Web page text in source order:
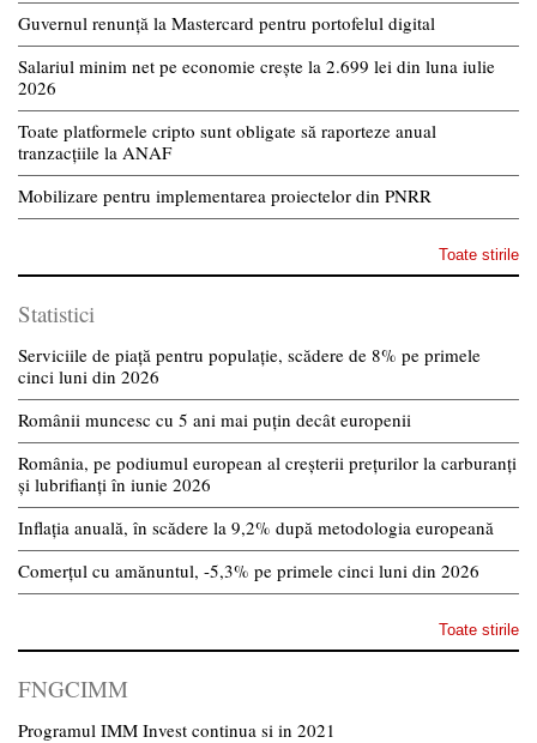
Guvernul renunță la Mastercard pentru portofelul digital
Salariul minim net pe economie crește la 2.699 lei din luna iulie
2026
Toate platformele cripto sunt obligate să raporteze anual
tranzacțiile la ANAF
Mobilizare pentru implementarea proiectelor din PNRR
Toate stirile
Statistici
Serviciile de piață pentru populație, scădere de 8% pe primele
cinci luni din 2026
Românii muncesc cu 5 ani mai puțin decât europenii
România, pe podiumul european al creșterii prețurilor la carburanți
și lubrifianți în iunie 2026
Inflația anuală, în scădere la 9,2% după metodologia europeană
Comerțul cu amănuntul, -5,3% pe primele cinci luni din 2026
Toate stirile
FNGCIMM
Programul IMM Invest continua si in 2021